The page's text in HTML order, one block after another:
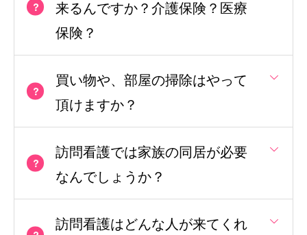
来るんですか？介護保険？医療
保険？
買い物や、部屋の掃除はやって
頂けますか？
訪問看護では家族の同居が必要
なんでしょうか？
訪問看護はどんな人が来てくれ